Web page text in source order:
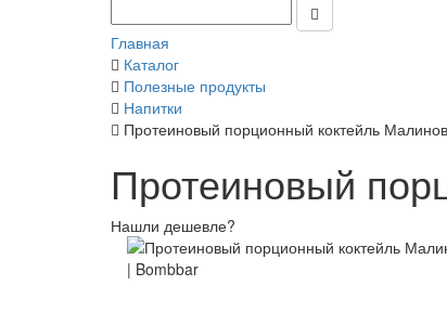
Главная
Каталог
Полезные продукты
Напитки
Протеиновый порционный коктейль
Протеиновый
Нашли дешевле?